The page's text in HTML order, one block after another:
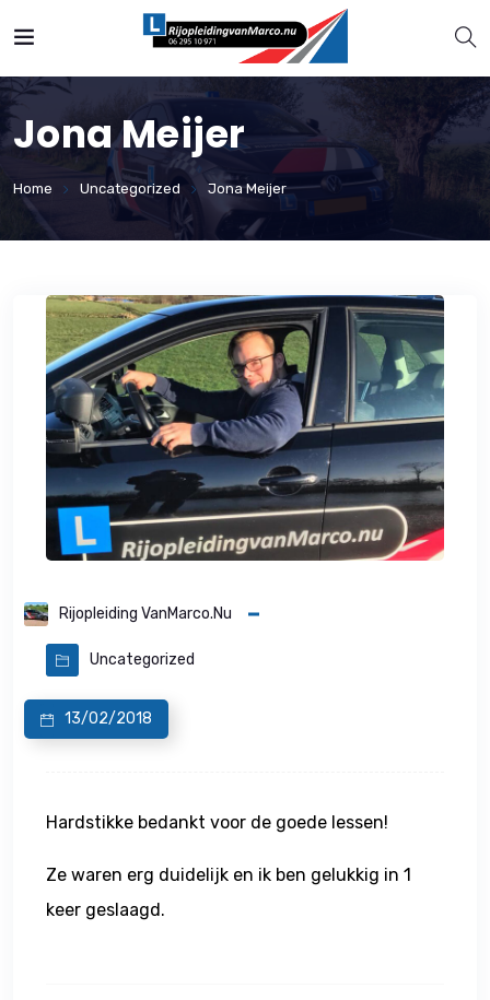
Jona Meijer
Home Uncategorized Jona Meijer
Rijopleiding VanMarco.nu
Uncategorized
13/02/2018
Hardstikke bedankt voor de goede lessen!
Ze waren erg duidelijk en ik ben gelukkig in 1
keer geslaagd.